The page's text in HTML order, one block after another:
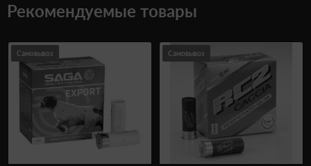
Рекомендуемые товары
Самовывоз Самовывоз